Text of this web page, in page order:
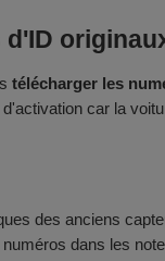
télécharger les
car la
des anciens
dans les